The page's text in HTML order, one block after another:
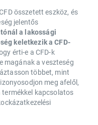
összetett eszköz, és
jelentős
a lakossági
keletkezik a CFD-
érti-e a CFD-k
magának a veszteség
többet, mint
meg afelől,
kapcsolatos